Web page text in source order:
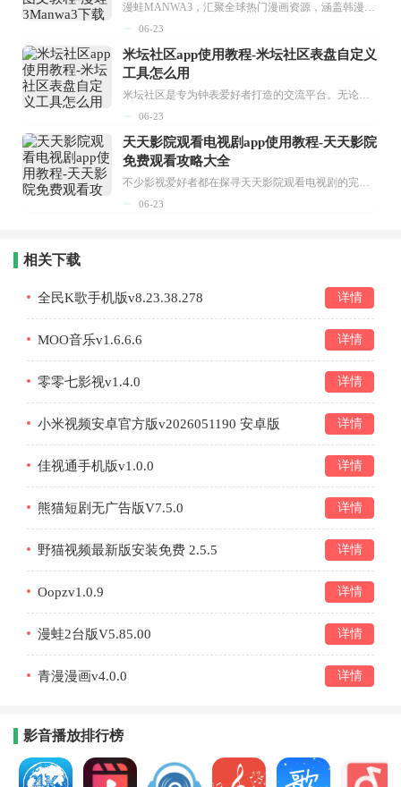
漫蛙MANWA3，汇聚全球热门漫画资源，涵盖韩漫、欧美漫画、国漫等多种类型，题材丰富多样，全方位满足用户阅读喜好。它不仅是阅读平台，更是创作平台，为广大用户打造零门槛创作环境。...
06-23
米坛社区app使用教程-米坛社区表盘自定义
工具怎么用
米坛社区是专为钟表爱好者打造的交流平台。无论你是初涉钟表领域的普通爱好者，还是拥有多年收藏经验的资深玩家，都能在此找到属于自己的天地。 无需注册，就能轻松参与其中。通过专业的讨论论坛与丰富的交互功能，你可与世界各地的钟表爱好者畅快交流。若你钟情于钟表，米坛社区无疑是值得一试的理想之选。在这里，你能获取最新的手表资讯，交流见解，提升鉴赏品味，让每一块手表都成为收藏故事中重要的一部分。感兴趣的朋友，不要错过下载机会。...
06-23
天天影院观看电视剧app使用教程-天天影院
免费观看攻略大全
不少影视爱好者都在探寻天天影院观看电视剧的完整方法，结合最新平台使用规则，本篇新手入门攻略全面讲解观看渠道、检索流程、播放设置以及画面模式调整等实用内容。全文适配手机、电脑等主流设备，步骤简洁易懂，无论是初次使用的新手，还是想要优化观影体验的用户，都能参照内容快速上手，熟练掌握平台各项操作技巧，轻松畅享影视内容。...
06-23
相关下载
全民K歌手机版v8.23.38.278 详情
MOO音乐v1.6.6.6 详情
零零七影视v1.4.0 详情
小米视频安卓官方版v2026051190 安卓版 详情
佳视通手机版v1.0.0 详情
熊猫短剧无广告版V7.5.0 详情
野猫视频最新版安装免费 2.5.5 详情
Oopzv1.0.9 详情
漫蛙2台版V5.85.00 详情
青漫漫画v4.0.0 详情
影音播放排行榜